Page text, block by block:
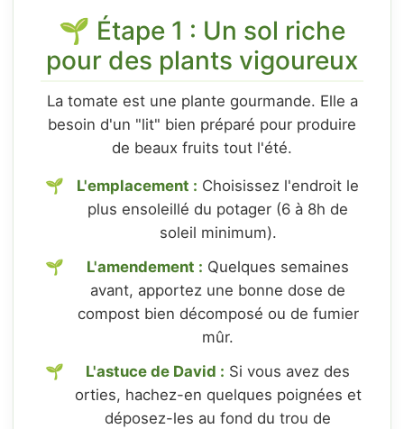
🌱 Étape 1 : Un sol riche
pour des plants vigoureux
La tomate est une plante gourmande. Elle a
besoin d'un "lit" bien préparé pour produire
de beaux fruits tout l'été.
L'emplacement : Choisissez l'endroit le
plus ensoleillé du potager (6 à 8h de
soleil minimum).
L'amendement : Quelques semaines
avant, apportez une bonne dose de
compost bien décomposé ou de fumier
mûr.
L'astuce de David : Si vous avez des
orties, hachez-en quelques poignées et
déposez-les au fond du trou de